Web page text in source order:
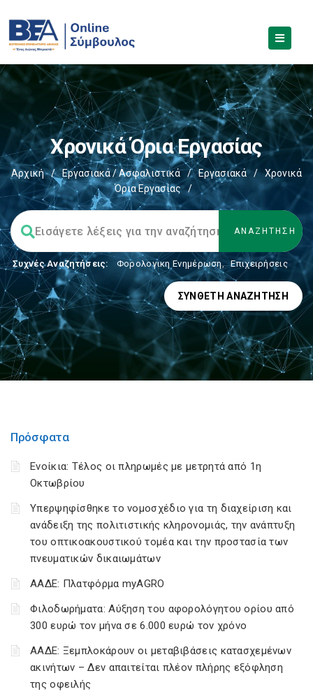
Χρονικά Όρια Εργασίας
Αρχική / Εργασιακά / Ασφαλιστικά / Εργασιακά /
Χρονικά
Όρια Εργασίας
/
Συχνές Αναζητήσεις: Φορολογικη Ενημέρωση, Επιχειρήσεις
ΣΎΝΘΕΤΗ ΑΝΑΖΉΤΗΣΗ
Πρόσφατα
Ενοίκια: Τέλος οι πληρωμές με μετρητά από 1η
Οκτωβρίου
Υπερψηφίσθηκε το νομοσχέδιο για τη διαχείριση και
ανάδειξη της πολιτιστικής κληρονομιάς, την ανάπτυξη
του οπτικοακουστικού τομέα και την προστασία των
πνευματικών δικαιωμάτων
ΑΑΔΕ: Πλατφόρμα myAGRO
Φιλοδωρήματα: Αύξηση του αφορολόγητου ορίου από
300 ευρώ τον μήνα σε 6.000 ευρώ τον χρόνο
ΑΑΔΕ: Ξεμπλοκάρουν οι μεταβιβάσεις κατασχεμένων
ακινήτων – Δεν απαιτείται πλέον πλήρης εξόφληση
της οφειλής